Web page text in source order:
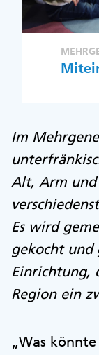
Im
Alt, Arm und
Es wird
gekocht und
Einrichtung,
Region ein
„Was